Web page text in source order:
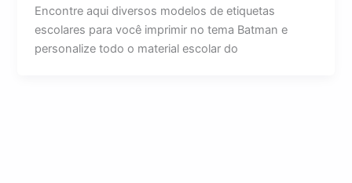
Encontre aqui diversos modelos de etiquetas
escolares para você imprimir no tema Batman e
personalize todo o material escolar do